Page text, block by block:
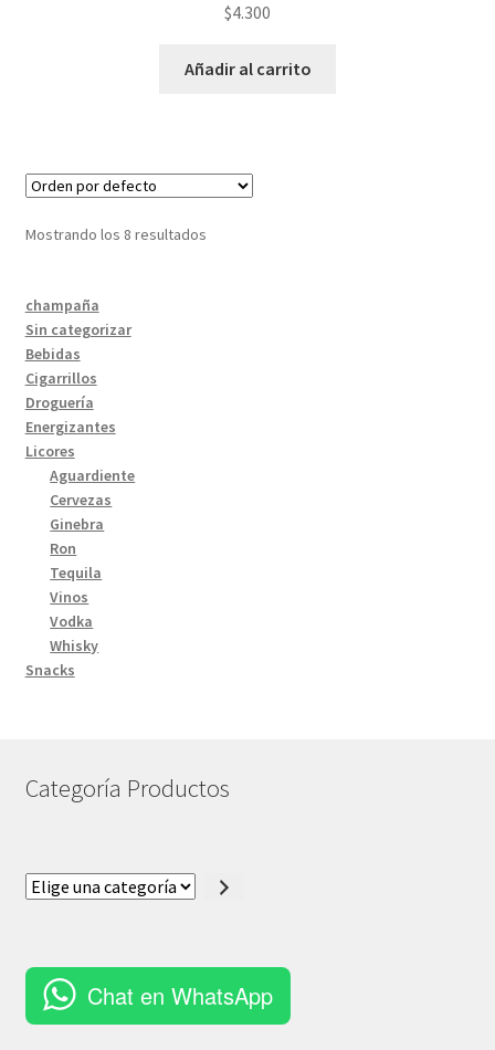
$4.300
Añadir al carrito
Mostrando los 8 resultados
champaña
Sin categorizar
Bebidas
Cigarrillos
Droguería
Energizantes
Licores
Aguardiente
Cervezas
Ginebra
Ron
Tequila
Vinos
Vodka
Whisky
Snacks
Categoría Productos
Elige
Chat en WhatsApp